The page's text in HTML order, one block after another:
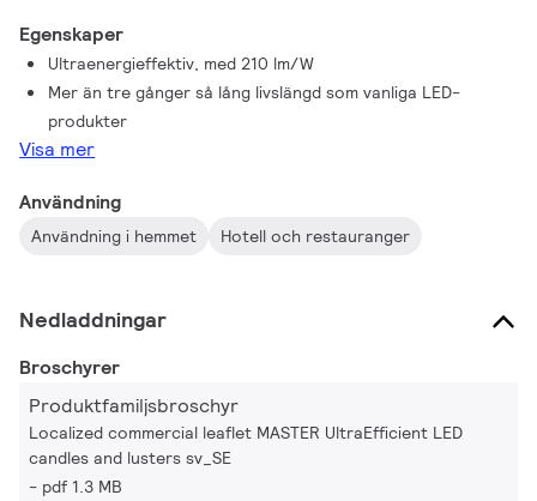
Egenskaper
Ultraenergieffektiv, med 210 lm/W
Mer än tre gånger så lång livslängd som vanliga LED-
produkter
Visa mer
Användning
Användning i hemmet Hotell och restauranger
Nedladdningar
Broschyrer
Produktfamiljsbroschyr
Localized commercial leaflet MASTER UltraEfficient LED
candles and lusters sv_SE
pdf 1.3 MB